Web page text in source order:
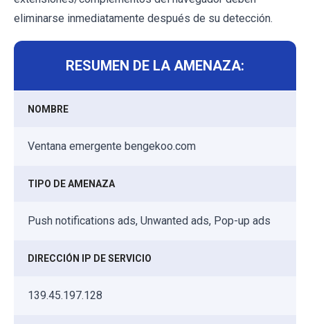
eliminarse inmediatamente después de su detección.
RESUMEN DE LA AMENAZA:
NOMBRE
Ventana emergente bengekoo.com
TIPO DE AMENAZA
Push notifications ads, Unwanted ads, Pop-up ads
DIRECCIÓN IP DE SERVICIO
139.45.197.128